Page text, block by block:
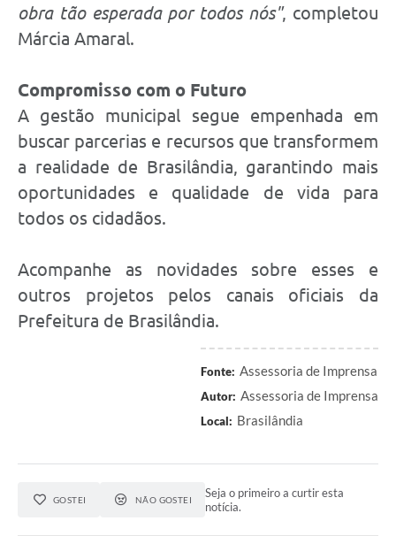
obra tão esperada por todos nós", completou
Márcia Amaral.
Compromisso com o Futuro
A gestão municipal segue empenhada em
buscar parcerias e recursos que transformem
a realidade de Brasilândia, garantindo mais
oportunidades e qualidade de vida para
todos os cidadãos.
Acompanhe as novidades sobre esses e
outros projetos pelos canais oficiais da
Prefeitura de Brasilândia.
Fonte: Assessoria de Imprensa
Autor: Assessoria de Imprensa
Local: Brasilândia
GOSTEI NÃO GOSTEI
Seja o primeiro a curtir esta
notícia.